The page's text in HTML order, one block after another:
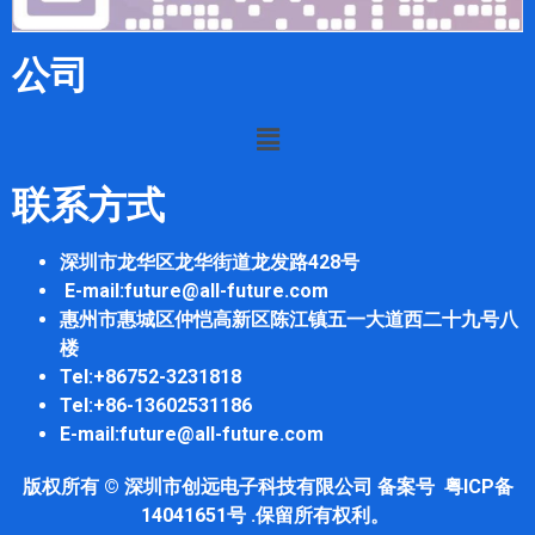
公司
联系方式
深圳市龙华区龙华街道龙发路428号
E-mail:future@all-future.com
惠州市惠城区仲恺高新区陈江镇五一大道西二十九号八
楼
Tel:+86752-3231818
Tel:+86-13602531186
E-mail:future@all-future.com
版权所有 © 深圳市创远电子科技有限公司 备案号 粤ICP备
14041651号 .保留所有权利。